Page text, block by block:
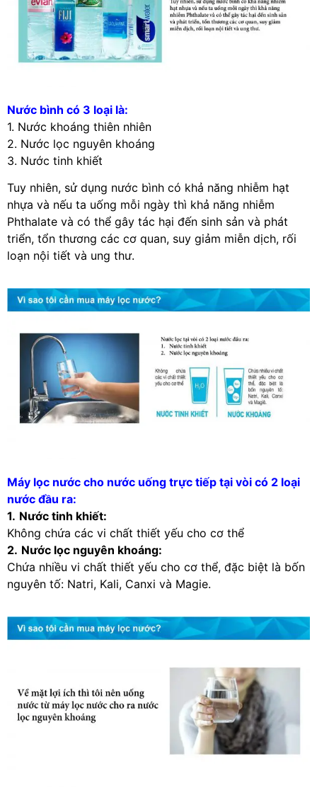
Nước bình có 3 loại là:
1. Nước khoáng thiên nhiên
2. Nước lọc nguyên khoáng
3. Nước tinh khiết
Tuy nhiên, sử dụng nước bình có khả năng nhiễm hạt
nhựa và nếu ta uống mỗi ngày thì khả năng nhiễm
Phthalate và có thể gây tác hại đến sinh sản và phát
triển, tổn thương các cơ quan, suy giảm miễn dịch, rối
loạn nội tiết và ung thư.
Máy lọc nước cho nước uống trực tiếp tại vòi có 2 loại
nước đầu ra:
1. Nước tinh khiết:
Không chứa các vi chất thiết yếu cho cơ thể
2. Nước lọc nguyên khoáng:
Chứa nhiều vi chất thiết yếu cho cơ thể, đặc biệt là bốn
nguyên tố: Natri, Kali, Canxi và Magie.